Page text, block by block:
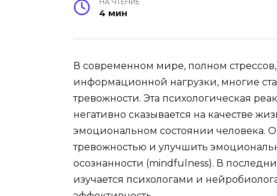
НА ЧТЕНИЕ
4 мин
В современном мире, полном
информационной нагрузки, многие
тревожности. Эта психологическая
негативно сказывается на качестве
эмоциональном состоянии человека.
тревожностью и улучшить
осознанности (mindfulness). В
изучается психологами и